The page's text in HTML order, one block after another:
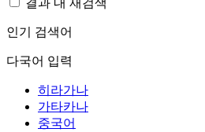
결과 내 재검색
인기 검색어
다국어 입력
히라가나
가타카나
중국어